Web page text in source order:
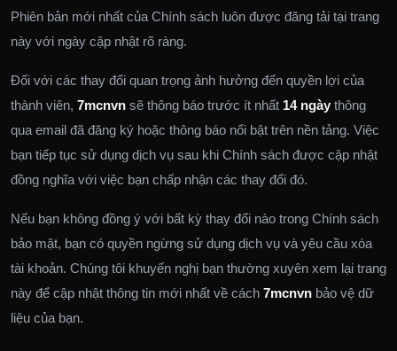
Phiên bản mới nhất của Chính sách luôn được đăng tải tại trang
này với ngày cập nhật rõ ràng.
Đối với các thay đổi quan trọng ảnh hưởng đến quyền lợi của
thành viên, 7mcnvn sẽ thông báo trước ít nhất 14 ngày thông
qua email đã đăng ký hoặc thông báo nổi bật trên nền tảng. Việc
bạn tiếp tục sử dụng dịch vụ sau khi Chính sách được cập nhật
đồng nghĩa với việc bạn chấp nhận các thay đổi đó.
Nếu bạn không đồng ý với bất kỳ thay đổi nào trong Chính sách
bảo mật, bạn có quyền ngừng sử dụng dịch vụ và yêu cầu xóa
tài khoản. Chúng tôi khuyến nghị bạn thường xuyên xem lại trang
này để cập nhật thông tin mới nhất về cách 7mcnvn bảo vệ dữ
liệu của bạn.